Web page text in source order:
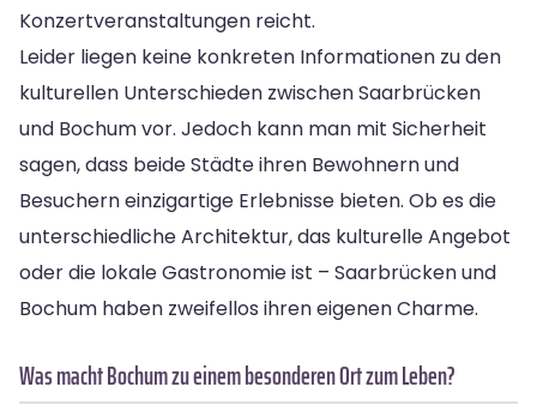
Konzertveranstaltungen reicht.
Leider liegen keine konkreten Informationen zu den
kulturellen Unterschieden zwischen Saarbrücken
und Bochum vor. Jedoch kann man mit Sicherheit
sagen, dass beide Städte ihren Bewohnern und
Besuchern einzigartige Erlebnisse bieten. Ob es die
unterschiedliche Architektur, das kulturelle Angebot
oder die lokale Gastronomie ist – Saarbrücken und
Bochum haben zweifellos ihren eigenen Charme.
Was macht Bochum zu einem besonderen Ort zum Leben?